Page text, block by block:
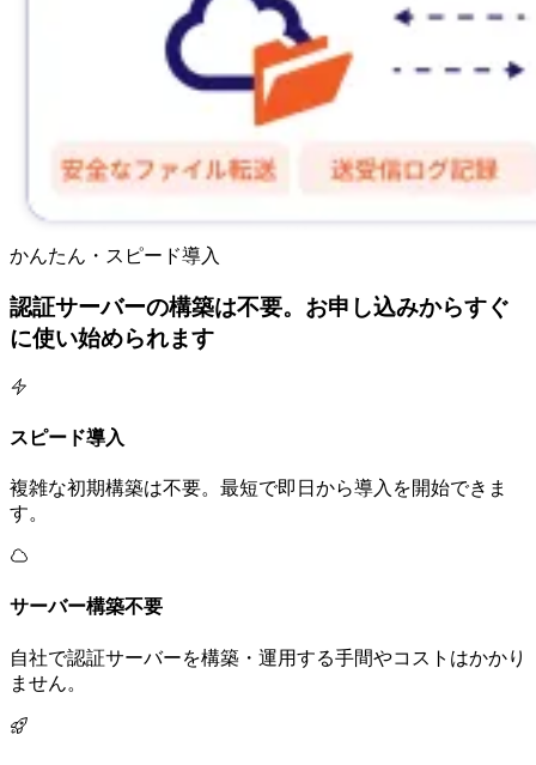
かんたん・スピード導入
認証サーバーの構築は不要。お申し込みからすぐ
に使い始められます
スピード導入
複雑な初期構築は不要。最短で即日から導入を開始できま
す。
サーバー構築不要
自社で認証サーバーを構築・運用する手間やコストはかかり
ません。